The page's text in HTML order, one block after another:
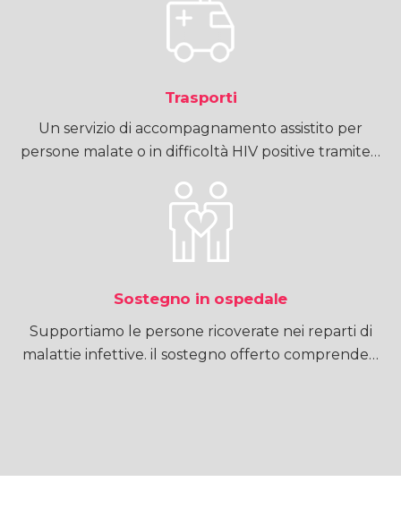
Trasporti
Un servizio di accompagnamento assistito per
persone malate o in difficoltà HIV positive tramite…
Sostegno in ospedale
Supportiamo le persone ricoverate nei reparti di
malattie infettive. il sostegno offerto comprende…